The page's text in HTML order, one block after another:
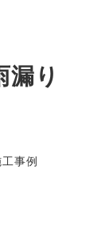
り
リー
事例